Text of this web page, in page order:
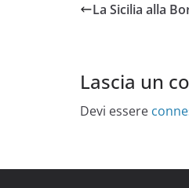
La Sicilia alla
Lascia un
Devi essere